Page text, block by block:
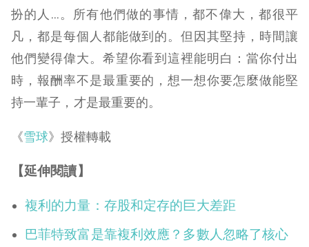
扮的人…。所有他們做的事情，都不偉大，都很平
凡，都是每個人都能做到的。但因其堅持，時間讓
他們變得偉大。希望你看到這裡能明白：當你付出
時，報酬率不是最重要的，想一想你要怎麼做能堅
持一輩子，才是最重要的。
《雪球》授權轉載
【延伸閱讀】
複利的力量：存股和定存的巨大差距
巴菲特致富是靠複利效應？多數人忽略了核心